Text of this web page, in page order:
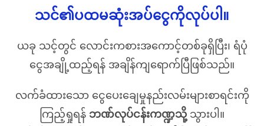
သင်၏ပထမဆုံးအပ်ငွေကိုလုပ်ပါ။
ယခု သင့်တွင် လောင်းကစားအကောင့်တစ်ခုရှိပြီး၊ ရံပုံ
ငွေအချို့ထည့်ရန် အချိန်ကျရောက်ပြီဖြစ်သည်။
လက်ခံထားသော ငွေပေးချေမှုနည်းလမ်းများစာရင်းကို
ကြည့်ရှုရန် ဘဏ်လုပ်ငန်းကဏ္ဍသို့ သွားပါ။